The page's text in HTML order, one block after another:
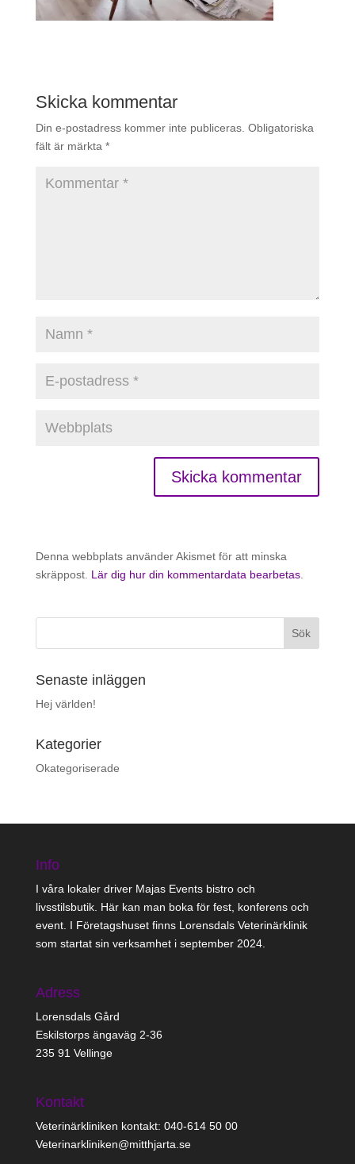
Skicka kommentar
Din e-postadress kommer inte publiceras. Obligatoriska
fält är märkta *
Denna webbplats använder Akismet för att minska
skräppost. Lär dig hur din kommentardata bearbetas.
Senaste inläggen
Hej världen!
Kategorier
Okategoriserade
Info
I våra lokaler driver Majas Events bistro och
livsstilsbutik. Här kan man boka för fest, konferens och
event. I Företagshuset finns Lorensdals Veterinärklinik
som startat sin verksamhet i september 2024.
Adress
Lorensdals Gård
Eskilstorps ängaväg 2-36
235 91 Vellinge
Kontakt
Veterinärkliniken kontakt: 040-614 50 00
Veterinarkliniken@mitthjarta.se